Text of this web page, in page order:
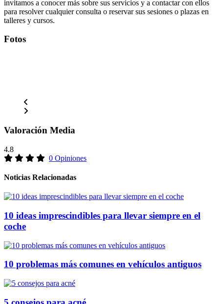
invitamos a conocer más sobre sus servicios y a contactar con ellos
para resolver cualquier consulta o reservar sus sesiones o plazas en
talleres y cursos.
Fotos
Valoración Media
4.8
0 Opiniones
Noticias Relacionadas
10 ideas imprescindibles para llevar siempre en el
coche
10 problemas más comunes en vehículos antiguos